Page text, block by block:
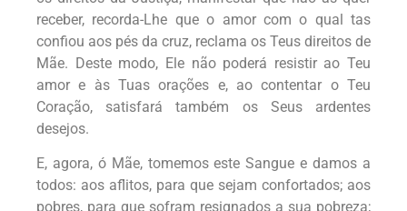
receber, recorda-Lhe que o amor com o qual tas
confiou aos pés da cruz, reclama os Teus direitos de
Mãe. Deste modo, Ele não poderá resistir ao Teu
amor e às Tuas orações e, ao contentar o Teu
Coração, satisfará também os Seus ardentes
desejos.
E, agora, ó Mãe, tomemos este Sangue e damos a
todos: aos aflitos, para que sejam confortados; aos
pobres, para que sofram resignados a sua pobreza;